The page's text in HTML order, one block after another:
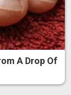
A Drop Of